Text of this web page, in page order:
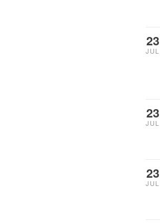
23
JUL
23
JUL
23
JUL